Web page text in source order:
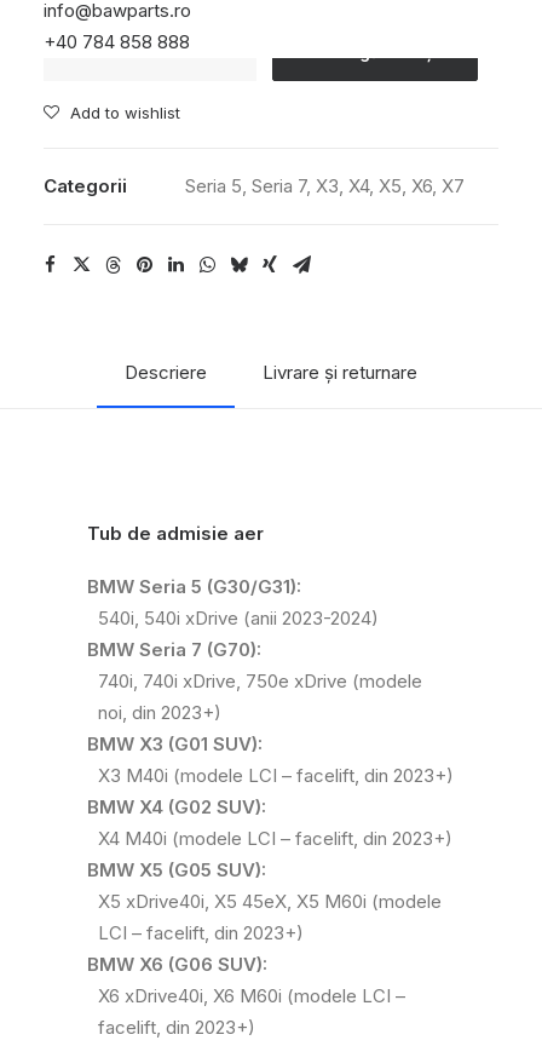
info@bawparts.ro
+40 784 858 888
Cantitate
acceleratie
Add to wishlist
Categorii Seria 5, Seria 7, X3, X4, X5, X6, X7
Descriere Livrare și returnare
Tub de admisie aer
BMW Seria 5 (G30/G31):
540i, 540i xDrive (anii 2023-2024)
BMW Seria 7 (G70):
740i, 740i xDrive, 750e xDrive (modele
noi, din 2023+)
BMW X3 (G01 SUV):
X3 M40i (modele LCI – facelift, din 2023+)
BMW X4 (G02 SUV):
X4 M40i (modele LCI – facelift, din 2023+)
BMW X5 (G05 SUV):
X5 xDrive40i, X5 45eX, X5 M60i (modele
LCI – facelift, din 2023+)
BMW X6 (G06 SUV):
X6 xDrive40i, X6 M60i (modele LCI –
facelift, din 2023+)